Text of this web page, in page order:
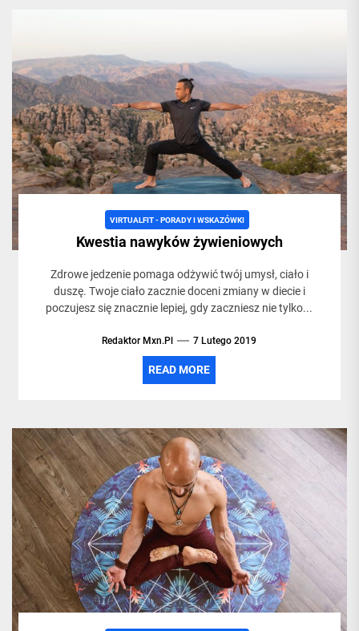
VIRTUALFIT - PORADY I WSKAZÓWKI
Kwestia nawyków żywieniowych
Zdrowe jedzenie pomaga odżywić twój umysł, ciało i
duszę. Twoje ciało zacznie doceni zmiany w diecie i
poczujesz się znacznie lepiej, gdy zaczniesz nie tylko...
Redaktor Mxn.pl 7 Lutego 2019
READ MORE